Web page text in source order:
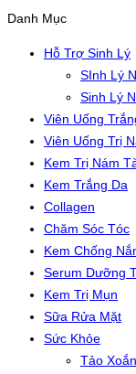
Danh Mục
Hỗ Trợ Sinh Lý
SInh Lý
Sinh Lý
Viên Uống
Viên Uống Trị
Kem Trị Nám
Kem Trắng Da
Collagen
Chăm Sóc Tóc
Kem Chống
Serum Dưỡng
Kem Trị Mụn
Sữa Rửa Mặt
Sức Khỏe
Tảo Xoắn